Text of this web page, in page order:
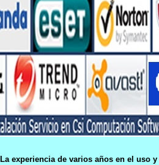
La experiencia de varios años en el uso